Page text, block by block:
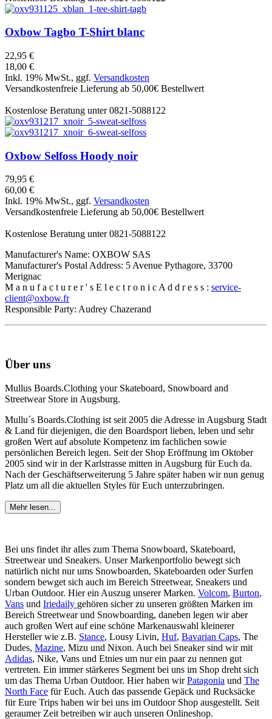
Oxbow Tagbo T-Shirt blanc
22,95 €
18,00 €
Inkl. 19% MwSt., ggf. Versandkosten
Versandkostenfreie Lieferung ab 50,00€ Bestellwert
Kostenlose Beratung unter 0821-5088122
Oxbow Selfoss Hoody noir
79,95 €
60,00 €
Inkl. 19% MwSt., ggf. Versandkosten
Versandkostenfreie Lieferung ab 50,00€ Bestellwert
Kostenlose Beratung unter 0821-5088122
Manufacturer's Name: OXBOW SAS
Manufacturer's Postal Address: 5 Avenue Pythagore, 33700
Merignac
M a n u f a c t u r e r ' s E l e c t r o n i c A d d r e s s : service-
client@oxbow.fr
Responsible Party: Audrey Chazerand
Über uns
Mullus Boards.Clothing your Skateboard, Snowboard and
Streetwear Store in Augsburg.
Mullu´s Boards.Clothing ist seit 2005 die Adresse in Augsburg Stadt
& Land für diejenigen, die den Boardsport lieben, leben und sehr
großen Wert auf absolute Kompetenz im fachlichen sowie
persönlichen Bereich legen. Seit der Shop Eröffnung im Oktober
2005 sind wir in der Karlstrasse mitten in Augsburg für Euch da.
Nach der Geschäftserweiterung 5 Jahre später haben wir nun genug
Platz um all die aktuellen Styles für Euch unterzubringen.
Mehr lesen...
Bei uns findet ihr alles zum Thema Snowboard, Skateboard,
Streetwear und Sneakers. Unser Markenportfolio bewegt sich
natürlich nicht nur ums Snowboarden, Skateboarden oder Surfen
sondern bewget sich auch im Bereich Streetwear, Sneakers und
Urban Outdoor. Hier ein Auszug unserer Marken. Volcom, Burton,
Vans und Iriedaily gehören sicher zu unseren größten Marken im
Bereich Streetwear und Snowboarding, daneben legen wir aber
auch großen Wert auf eine schöne Markenauswahl kleinerer
Hersteller wie z.B. Stance, Lousy Livin, Huf, Bavarian Caps, The
Dudes, Mazine, Mizu und Nixon. Auch bei Sneaker sind wir mit
Adidas, Nike, Vans und Etnies um nur ein paar zu nennen gut
vertreten. Ein immer stärkeres Segment bei uns im Shop dreht sich
um das Thema Urban Outdoor. Hier haben wirPatagonia und The
North Face für Euch. Auch das passende Gepäck und Rucksäcke
für Eure Trips haben wir bei uns im Outdoor Shop ausgestellt. Seit
geraumer Zeit betreiben wir auch unseren Onlineshop.